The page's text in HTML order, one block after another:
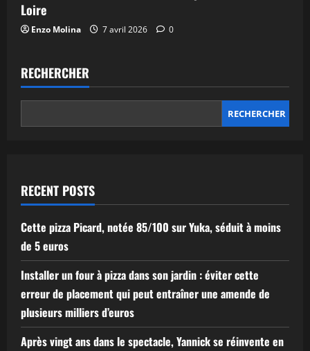
Loire
Enzo Molina 7 avril 2026 0
RECHERCHER
RECHERCHER
RECENT POSTS
Cette pizza Picard, notée 85/100 sur Yuka, séduit à moins
de 5 euros
Installer un four à pizza dans son jardin : éviter cette
erreur de placement qui peut entraîner une amende de
plusieurs milliers d’euros
Après vingt ans dans le spectacle, Yannick se réinvente en